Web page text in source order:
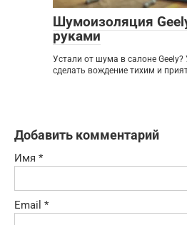
Шумоизоляция
руками
Устали от шума в салоне Geely?
сделать вождение тихим и
Добавить комментарий
Имя *
Email *